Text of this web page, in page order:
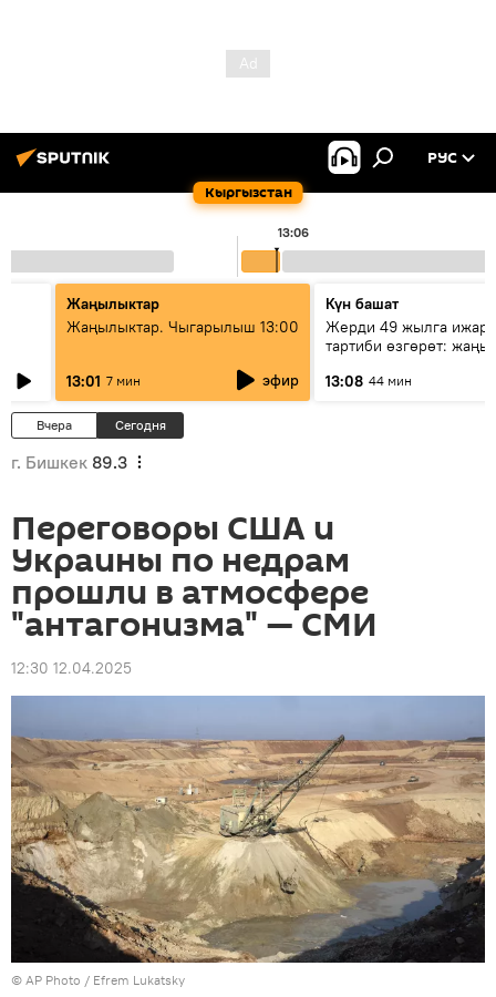
Кыргызстан
РУС
13:06
Жаңылыктар
Жаңылыктар. Чыгарылыш 13:00
13:01 7 мин эфир
Күн башат
Жерди 49 жылга
тартиби өзгөрөт: жаңы
13:08 44 мин
Вчера Сегодня
г. Бишкек 89.3
Переговоры США и
Украины по недрам
прошли в атмосфере
"антагонизма" — СМИ
12:30 12.04.2025
© AP Photo / Efrem Lukatsky